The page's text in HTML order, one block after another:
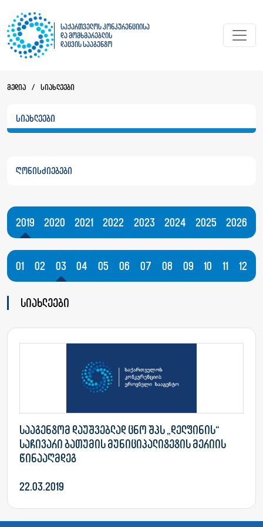
საქართველოს კონკურენციისა
და მომხმარებლის
დაცვის სააგენტო
მედია / სიახლეები
სიახლეები
ღონისძიებები
2019 2020 2021 2022 2023 2024 2025 2026
01 02 03 04 05 06 07 08 09 10 11 12
სიახლეები
სააგენტომ დაუშვებლად ცნო შპს „დელფინის“
საჩივარი ბათუმის მუნიციპალიტეტის მერიის
წინააღმდეგ
22.03.2019